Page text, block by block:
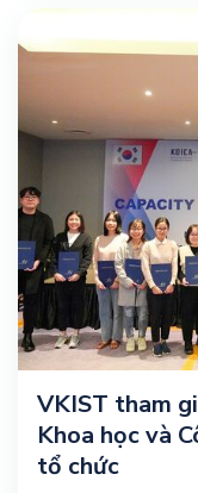
VKIST tham
Khoa học và
tổ chức